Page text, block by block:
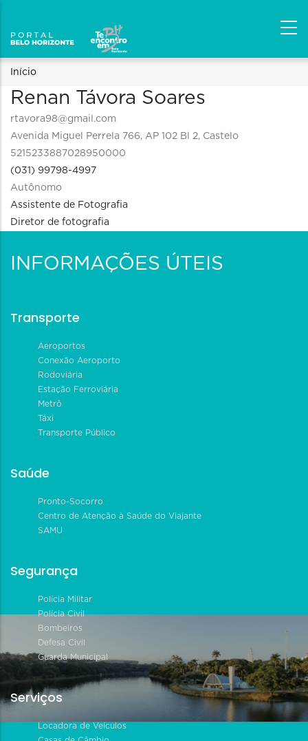
Trilha
de
navegação
Início
Renan Távora Soares
rtavora98@gmail.com
Avenida Miguel Perrela 766, AP 102 Bl 2, Castelo
5215233887028950000
(031) 99798-4997
Autônomo
Assistente de Fotografia
Diretor de fotografia
INFORMAÇÕES ÚTEIS
Transporte
Aeroportos
Conexão Aeroporto
Rodoviária
Estação Ferroviária
Metrô
Táxi
Transporte Público
Saúde
Pronto-Socorro
Centro de Atenção à Saúde do Viajante
SAMU
Segurança
Polícia Militar
Polícia Civil
Bombeiros
Defesa Civil
Guarda Municipal
Serviços
Locadora de Veículos